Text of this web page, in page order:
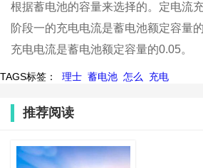
根据蓄电池的容量来选择的。定电流
阶段一的充电电流是蓄电池额定容量
充电电流是蓄电池额定容量的0.05。
TAGS标签： 理士 蓄电池 怎么 充电
推荐阅读